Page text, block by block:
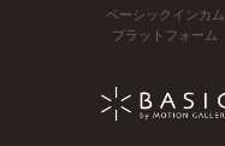
ベーシックインカム
プラットフォーム